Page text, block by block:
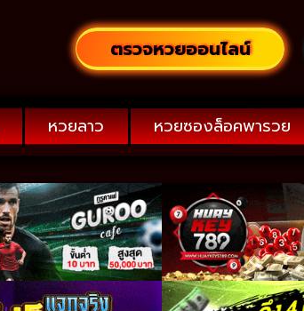
ตรวจหวยออนไลน์
หวยลาว หวยซองล็อคพารวย